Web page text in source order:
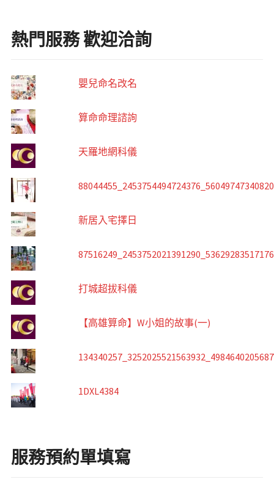
熱門服務 歡迎洽詢
嬰兒命名改名
算命命理諮詢
天羅地網科儀
新居入宅擇日
打城超拔科儀
【高雄算命】W小姐的故事(一)
1DXL4384
服務預約單填寫